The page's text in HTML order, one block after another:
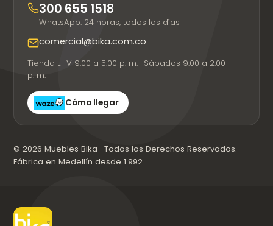
300 655 1518
WhatsApp: 24 horas, todos los días
comercial@bika.com.co
Tienda L–V 9:00 a 5:00 p. m. · Sábados 9:00 a 2:00
p. m.
Cómo llegar
© 2026 Muebles Bika · Todos los Derechos Reservados.
Fábrica en Medellín desde 1.992